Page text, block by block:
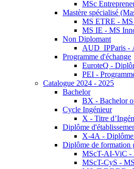
MSc
Mastère spécialisé
MS ETRE - MS
MS IE - MS
Non Diplomant
AUD_IPParis -
Programme d'échange
EuroteQ -
PEI -
Catalogue 2024 - 2025
Bachelor
BX - Bachelor
Cycle Ingénieur
X - Titre
Diplôme
X-4A -
Diplôme de formation
MScT-AI-ViC -
MScT-CyS -